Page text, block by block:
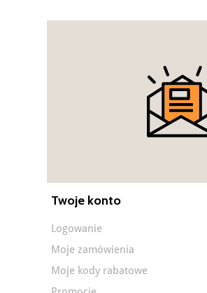
Twoje konto
Logowanie
Moje zamówienia
Moje kody rabatowe